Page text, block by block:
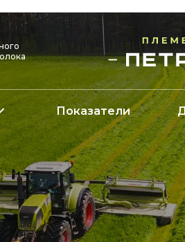
Показатели